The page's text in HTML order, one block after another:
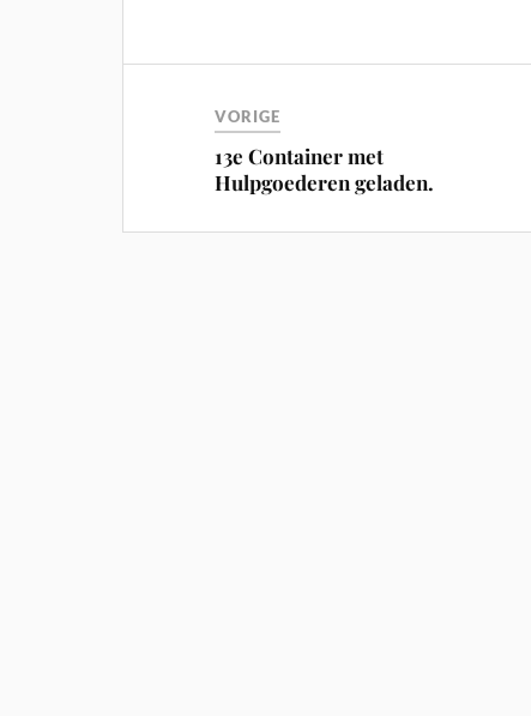
VORIGE
13e Container met
Hulpgoederen geladen.